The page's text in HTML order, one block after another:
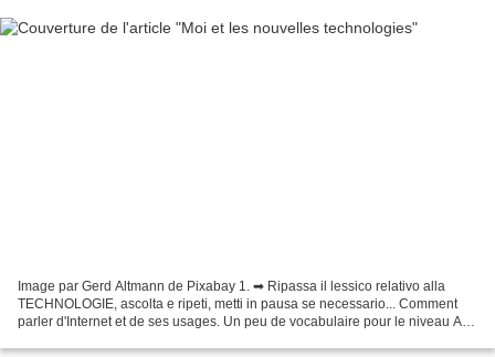
Image par Gerd Altmann de Pixabay 1. ➡ Ripassa il lessico relativo alla
TECHNOLOGIE, ascolta e ripeti, metti in pausa se necessario... Comment
parler d'Internet et de ses usages. Un peu de vocabulaire pour le niveau A1